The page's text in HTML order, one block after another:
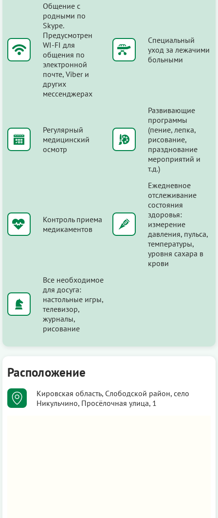
Общение с
родными по
Skype.
Предусмотрен
WI-FI для
общения по
электронной
почте, Viber и
других
мессенджерах
Специальный
уход за лежачими
больными
Регулярный
медицинский
осмотр
Развивающие
программы
(пение, лепка,
рисование,
празднование
мероприятий и
т.д.)
Контроль приема
медикаментов
Ежедневное
отслеживание
состояния
здоровья:
измерение
давления, пульса,
температуры,
уровня сахара в
крови
Все необходимое
для досуга:
настольные игры,
телевизор,
журналы,
рисование
Расположение
Кировская область, Слободской район, село
Никульчино, Просёлочная улица, 1